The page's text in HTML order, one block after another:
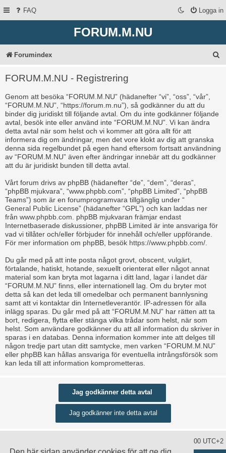
FAQ Logga in
FORUM.M.NU
Forumindex
FORUM.M.NU - Registrering
Genom att besöka “FORUM.M.NU” (hädanefter “vi”, “oss”, “vår”,
“FORUM.M.NU”, “https://forum.m.nu”), så godkänner du att du
binder dig juridiskt till följande avtal. Om du inte godkänner följande
avtal, besök inte eller använd inte “FORUM.M.NU”. Vi kan ändra
detta avtal när som helst och vi kommer att göra allt för att
informera dig om ändringar, men det vore klokt av dig att granska
denna sida regelbundet på egen hand eftersom fortsatt användning
av “FORUM.M.NU” även efter ändringar innebär att du godkänner
att du är juridiskt bunden till detta avtal.
Vårt forum drivs av phpBB (hädanefter “de”, “dem”, “deras”,
“phpBB mjukvara”, “www.phpbb.com”, “phpBB Limited”, “phpBB
Teams”) som är en forumprogramvara tillgänglig under “
General Public License” (hädanefter “GPL”) och kan laddas ner
från www.phpbb.com . phpBB mjukvaran främjar endast
Internetbaserade diskussioner, phpBB Limited är inte ansvariga för
vad vi tillåter och/eller förbjuder för innehåll och/eller uppförande.
För mer information om phpBB, besök https://www.phpbb.com/
Du går med på att inte posta något grovt, obscent, vulgärt,
förtalande, hatiskt, hotande, sexuellt orienterat eller något annat
material som kan bryta mot lagarna i ditt land, lagar i landet där
“FORUM.M.NU” finns, eller internationell lag. Om du bryter mot
detta så kan det leda till omedelbar och permanent bannlysning
samt att vi kontaktar din Internetleverantör. IP-adressen för alla
inlägg sparas. Du går med på att “FORUM.M.NU” har rätten att ta
bort, redigera, flytta eller stänga vilka trådar som helst, när som
helst. Som användare godkänner du att all information du skriver in
sparas i en databas. Denna information kommer inte att delges till
någon tredje part utan ditt samtycke, men varken “FORUM.M.NU”
eller phpBB kan hållas ansvariga för eventuella intrångsförsök som
kan leda till att information komprometteras.
Alla tidsangivelser är UTC+02:00 UTC+2